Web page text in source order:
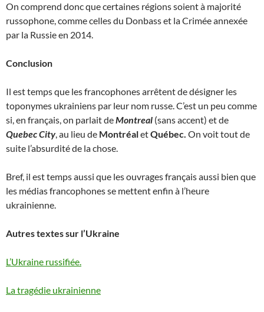
On comprend donc que certaines régions soient à majorité
russophone, comme celles du Donbass et la Crimée annexée
par la Russie en 2014.
Conclusion
Il est temps que les francophones arrêtent de désigner les
toponymes ukrainiens par leur nom russe. C’est un peu comme
si, en français, on parlait deMontreal (sans accent) et de
Quebec City, au lieu de MontréaletQuébec. On voit tout de
suite l’absurdité de la chose.
Bref, il est temps aussi que les ouvrages français aussi bien que
les médias francophones se mettent enfin à l’heure
ukrainienne.
Autres textes sur l’Ukraine
L’Ukraine russifiée.
La tragédie ukrainienne